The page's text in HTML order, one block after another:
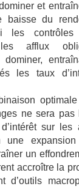
et
baisse du
les contrôles
les afflux
les taux
ne sera
sur les
une
un
accroître la
d’outils